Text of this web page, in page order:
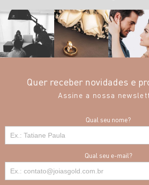
Quer receber novidades e
Assine a nossa
Qual seu nome?
Qual seu e-mail?